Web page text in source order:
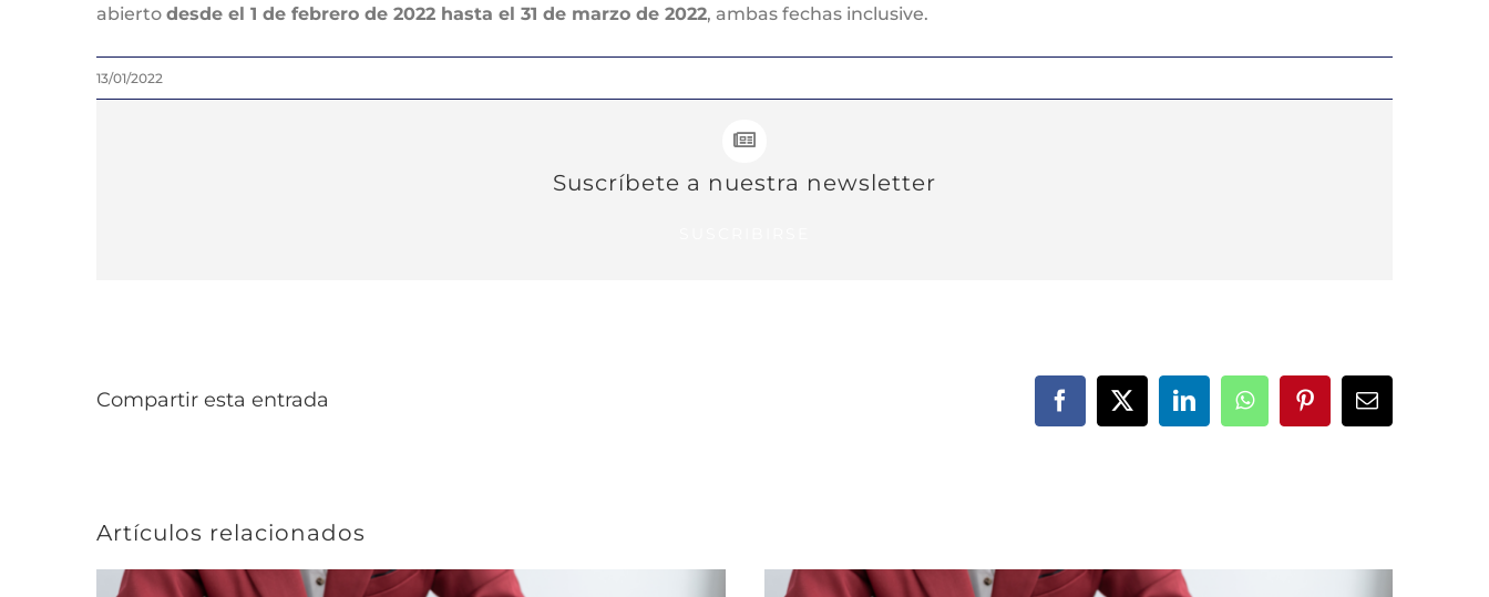
abierto desde el 1 de febrero de 2022 hasta el 31 de marzo de 2022, ambas fechas inclusive.
13/01/2022
Suscríbete a nuestra newsletter
Compartir esta entrada Facebook
X LinkedInWhatsAppPinterestCorreo
electrónico
Artículos relacionados